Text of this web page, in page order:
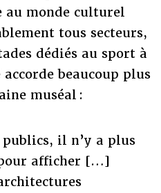
au monde culturel
tous secteurs,
dédiés au sport à
beaucoup plus
muséal :
il n’y a plus
afficher […]